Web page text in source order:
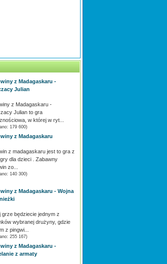
z Madagaskaru -
Julian
z Madagaskaru -
Julian to gra
w której w ryt...
179 600)
z Madagaskaru
z madagaskaru jest to gra z
dla dzieci . Zabawny
zo...
140 300)
z Madagaskaru - Wojna
grze będziecie jednym z
wybranej drużyny, gdzie
z pingwi...
255 167)
z Madagaskaru -
z armaty